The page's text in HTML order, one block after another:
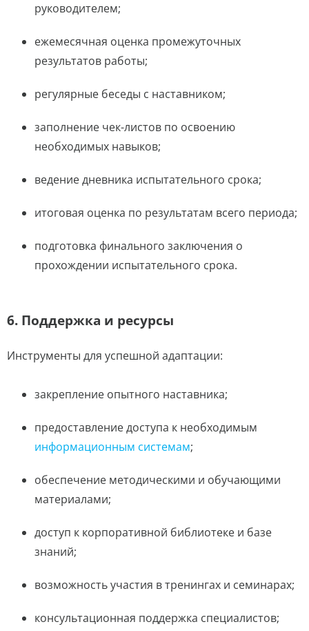
руководителем;
ежемесячная оценка промежуточных
результатов работы;
регулярные беседы с наставником;
заполнение чек-листов по освоению
необходимых навыков;
ведение дневника испытательного срока;
итоговая оценка по результатам всего периода;
подготовка финального заключения о
прохождении испытательного срока.
6. Поддержка и ресурсы
Инструменты для успешной адаптации:
закрепление опытного наставника;
предоставление доступа к необходимым
информационным системам;
обеспечение методическими и обучающими
материалами;
доступ к корпоративной библиотеке и базе
знаний;
возможность участия в тренингах и семинарах;
консультационная поддержка специалистов;